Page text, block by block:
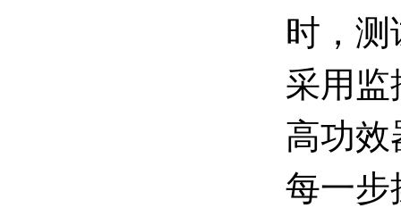
时，
采用监
高功效
每一步